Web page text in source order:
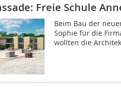
Freie Schule
Beim Bau der
Sophie für die
wollten die